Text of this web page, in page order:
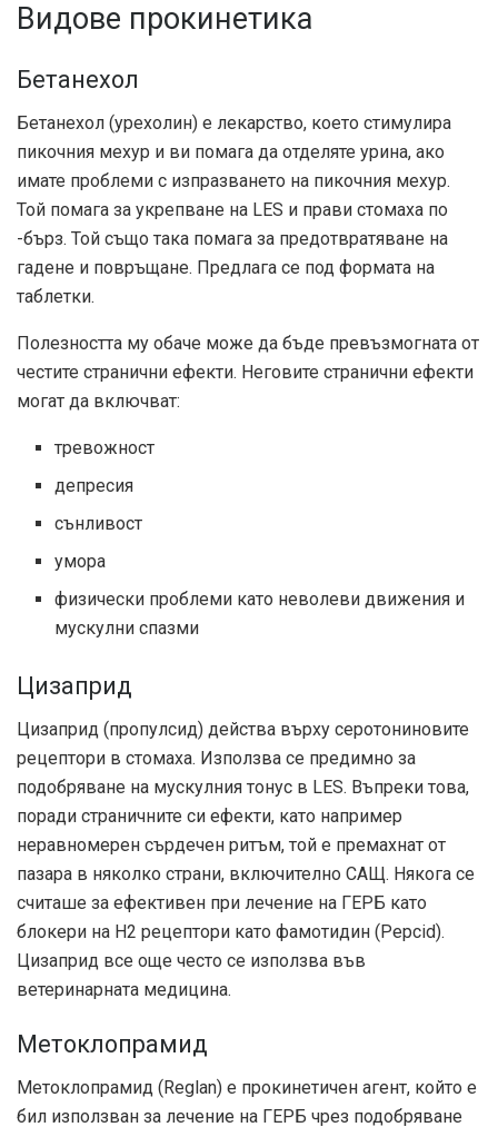
Видове прокинетика
Бетанехол
Бетанехол (урехолин) е лекарство, което стимулира
пикочния мехур и ви помага да отделяте урина, ако
имате проблеми с изпразването на пикочния мехур.
Той помага за укрепване на LES и прави стомаха по
-бърз. Той също така помага за предотвратяване на
гадене и повръщане. Предлага се под формата на
таблетки.
Полезността му обаче може да бъде превъзмогната от
честите странични ефекти. Неговите странични ефекти
могат да включват:
тревожност
депресия
сънливост
умора
физически проблеми като неволеви движения и
мускулни спазми
Цизаприд
Цизаприд (пропулсид) действа върху серотониновите
рецептори в стомаха. Използва се предимно за
подобряване на мускулния тонус в LES. Въпреки това,
поради страничните си ефекти, като например
неравномерен сърдечен ритъм, той е премахнат от
пазара в няколко страни, включително САЩ. Някога се
считаше за ефективен при лечение на ГЕРБ като
блокери на Н2 рецептори като фамотидин (Pepcid).
Цизаприд все още често се използва във
ветеринарната медицина.
Метоклопрамид
Метоклопрамид (Reglan) е прокинетичен агент, който е
бил използван за лечение на ГЕРБ чрез подобряване